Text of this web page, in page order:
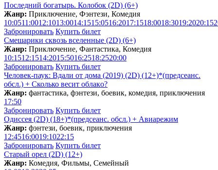
Последний богатырь. Колобок (2D) (6+)
Жанр: Приключение, Фэнтези, Комедия
10:0511:0012:1013:0014:1515:0516:2017:1518:0018:3019:2020:15
Забронировать Купить билет
Смешарики сквозь вселенные (2D) (6+)
Жанр: Приключение, Фантастика, Комедия
10:1512:1514:2015:5016:2518:2520:00
Забронировать Купить билет
Человек-паук: Вдали от дома (2019) (2D) (12+)*(предсеанс.
обсл.) + Сколько весит облакo?
Жанр: фантастика, фэнтези, боевик, комедия, приключения
17:50
Забронировать Купить билет
Одиссея (2D) (18+)*(предсеанс. обсл.) + Aвиарежим
Жанр: фэнтези, боевик, приключения
12:4516:0019:1022:15
Забронировать Купить билет
Старый орел (2D) (12+)
Жанр: Комедия, Фильмы, Семейный